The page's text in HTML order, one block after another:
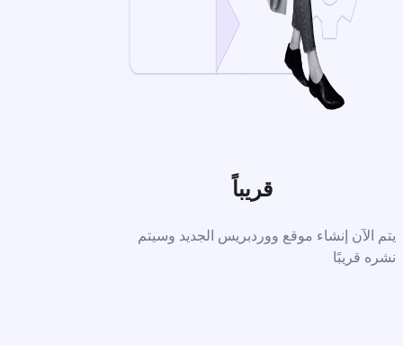
قريباً
يتم الآن إنشاء موقع ووردبريس الجديد وسيتم
نشره قريبًا